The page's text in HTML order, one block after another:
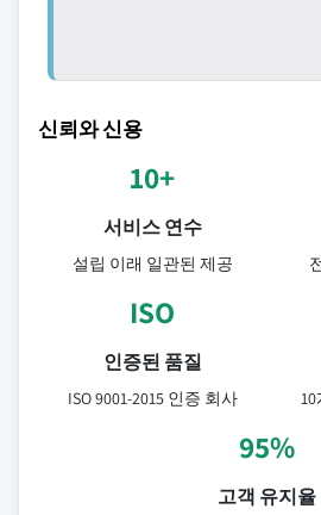
신뢰와 신용
10+
서비스 연수
설립 이래 일관된 제공
ISO
인증된 품질
ISO 9001-2015 인증 회사
95%
고객 유지율